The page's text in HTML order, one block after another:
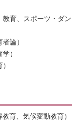
教育、スポーツ・ダン
論）
）
育、気候変動教育）